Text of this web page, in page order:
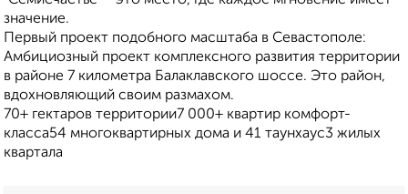
значение.
Первый проект подобного масштаба в Севастополе:
Амбициозный проект комплексного развития территории
в районе 7 километра Балаклавского шоссе. Это район,
вдохновляющий своим размахом.
70+ гектаров территории7 000+ квартир комфорт-
класса54 многоквартирных дома и 41 таунхаус3 жилых
квартала